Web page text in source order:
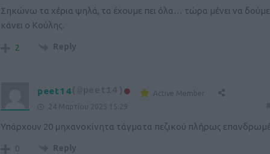
Σηκώνω τα χέρια ψηλά, τα έχουμε πει όλα… τώρα μένει να δούμε
κάνει ο Κούλης.
2 Reply
peet14
Active Member
24 Μαρτίου 2025 15:29
Υπάρχουν 20 μηχανοκίνητα τάγματα πεζικού πλήρως
0 Reply